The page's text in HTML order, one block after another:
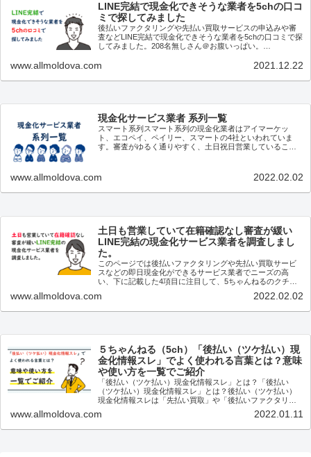
LINE完結で現金化できそうな業者を5chの口コ
ミで探してみました
後払いファクタリングや先払い買取サービスの申込みや審
査などLINE完結で現金化できそうな業者を5chの口コミで探
してみました。208名無しさん＠お腹いっぱい。
www.allmoldova.com 2021.12.22
現金化サービス業者 系列一覧
スマート系列スマート系列の現金化業者はアイマーケッ
ト、エコペイ、ペイリー、スマートの4社といわれていま
す。審査がゆるく通りやすく、土日祝日営業していること
www.allmoldova.com 2022.02.02
土日も営業していて在籍確認なし審査が緩い
LINE完結の現金化サービス業者を調査しまし
た。
このページでは後払いファクタリングや先払い買取サービ
スなどの即日現金化ができるサービス業者でニーズの高
い、下に記載した4項目に注目して、5ちゃんねるのクチコ
ている申込み後の審査で...
www.allmoldova.com 2022.02.02
５ちゃんねる（5ch）「後払い（ツケ払い）現
金化情報スレ」でよく使われる言葉とは？意味
や使い方を一覧でご紹介
「後払い（ツケ払い）現金化情報スレ」とは？「後払い
（ツケ払い）現金化情報スレ」とは？後払い（ツケ払い）
現金化情報スレは「先払い買取」や「後払いファクタリン
グ」などを利用して今すぐに現金が欲しいユーザー同士で
情報交換をするた...
www.allmoldova.com 2022.01.11